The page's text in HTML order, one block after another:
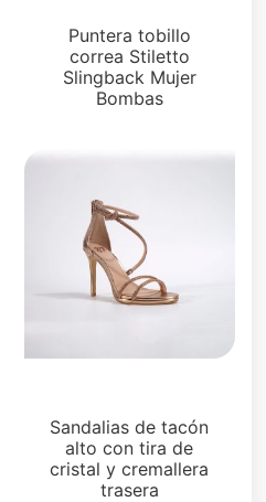
Puntera tobillo
correa Stiletto
Slingback Mujer
Bombas
Sandalias de tacón
alto con tira de
cristal y cremallera
trasera